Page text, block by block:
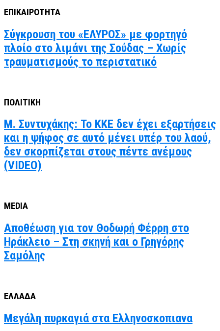
ΕΠΙΚΑΙΡΟΤΗΤΑ
Σύγκρουση του «ΕΛΥΡΟΣ» με φορτηγό
πλοίο στο λιμάνι της Σούδας – Χωρίς
τραυματισμούς το περιστατικό
ΠΟΛΙΤΙΚΗ
Μ. Συντυχάκης: Το ΚΚΕ δεν έχει εξαρτήσεις
και η ψήφος σε αυτό μένει υπέρ του λαού,
δεν σκορπίζεται στους πέντε ανέμους
(VIDEO)
MEDIA
Αποθέωση για τον Θοδωρή Φέρρη στο
Ηράκλειο – Στη σκηνή και ο Γρηγόρης
Σαμόλης
ΕΛΛΑΔΑ
Μεγάλη πυρκαγιά στα Ελληνοσκοπιανα